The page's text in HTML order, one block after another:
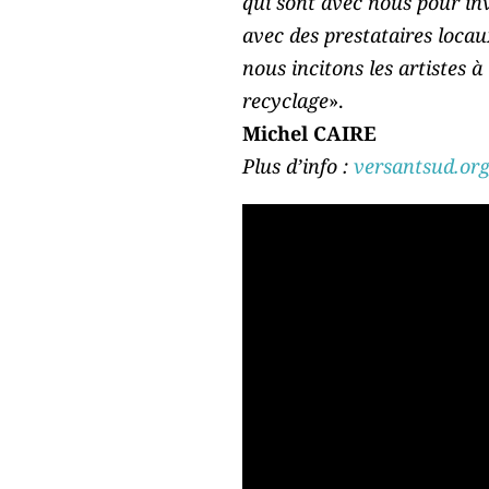
avec des prestataires
nous incitons les artistes
recyclage».
Michel CAIRE
Plus d’info :